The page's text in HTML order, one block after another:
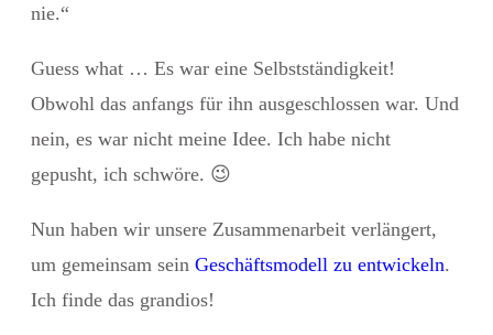
nie.“
Guess what … Es war eine Selbstständigkeit!
Obwohl das anfangs für ihn ausgeschlossen war. Und
nein, es war nicht meine Idee. Ich habe nicht
gepusht, ich schwöre. 😉
Nun haben wir unsere Zusammenarbeit verlängert,
um gemeinsam sein Geschäftsmodell zu entwickeln.
Ich finde das grandios!